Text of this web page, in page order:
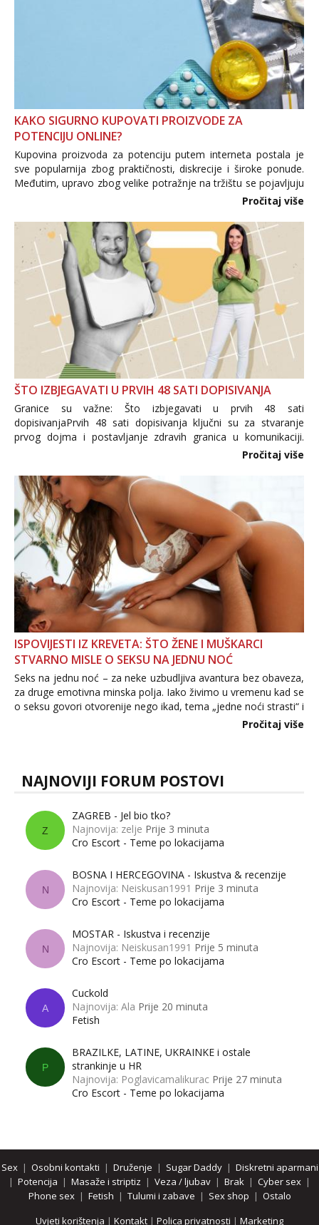
KAKO SIGURNO KUPOVATI PROIZVODE ZA
POTENCIJU ONLINE?
Kupovina proizvoda za potenciju putem interneta postala je
sve popularnija zbog praktičnosti, diskrecije i široke ponude.
Međutim, upravo zbog velike potražnje na tržištu se pojavljuju
i brojni krivotvoreni proizvodi, nepouzdane internetske
Pročitaj više
ŠTO IZBJEGAVATI U PRVIH 48 SATI DOPISIVANJA
Granice su važne: Što izbjegavati u prvih 48 sati
dopisivanjaPrvih 48 sati dopisivanja ključni su za stvaranje
prvog dojma i postavljanje zdravih granica u komunikaciji.
Važno je izbjeći prebrzo otkrivanje osobnih ili intimnih
informacija, jer nepoznata osoba još nije zaslužila to
povjerenje. Takođe...
Pročitaj više
ISPOVIJESTI IZ KREVETA: ŠTO ŽENE I MUŠKARCI
STVARNO MISLE O SEKSU NA JEDNU NOĆ
Seks na jednu noć – za neke uzbudljiva avantura bez obaveza,
za druge emotivna minska polja. Iako živimo u vremenu kad se
o seksu govori otvorenije nego ikad, tema „jedne noći strasti“ i
dalje izaziva burne rasprave. Što zapravo misle žene, a što
Pročitaj više
NAJNOVIJI FORUM POSTOVI
Z
ZAGREB - Jel bio tko?
Najnovija: zelje Prije 3 minuta
Cro Escort - Teme po lokacijama
N
BOSNA I HERCEGOVINA - Iskustva & recenzije
Najnovija: Neiskusan1991 Prije 3 minuta
Cro Escort - Teme po lokacijama
N
MOSTAR - Iskustva i recenzije
Najnovija: Neiskusan1991 Prije 5 minuta
Cro Escort - Teme po lokacijama
A
Cuckold
Najnovija: Ala Prije 20 minuta
Fetish
P
BRAZILKE, LATINE, UKRAINKE i ostale
strankinje u HR
Najnovija: Poglavicamalikurac Prije 27 minuta
Cro Escort - Teme po lokacijama
Sex| Osobni kontakti | Druženje | Sugar Daddy| Diskretni aparmani
| Potencija | Masaže i striptiz | Veza / ljubav | Brak | Cyber sex |
Phone sex| Fetish | Tulumi i zabave | Sex shop | Ostalo
Uvjeti korištenja | Kontakt | Polica privatnosti | Marketing